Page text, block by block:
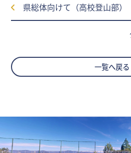
県総体向けて（高校登山部）
一覧へ戻る